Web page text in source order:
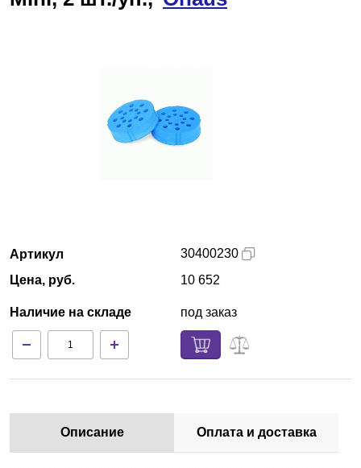
Сравнение
Партнеры
Технический сервис
Артикул
Цена, руб.
Наличие на складе
30400230
10 652
под заказ
Описание Оплата и доставка